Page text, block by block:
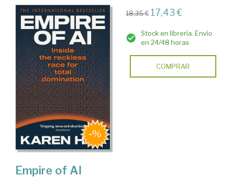
18,35 € 17,43 €
Stock en librería. Envío
en 24/48 horas
COMPRAR
Empire of AI